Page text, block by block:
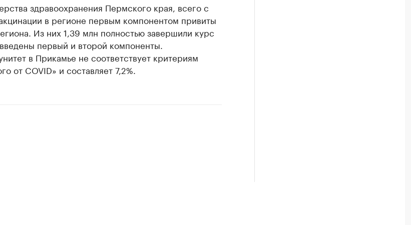
здравоохранения Пермского края, всего с
в регионе первым компонентом привиты
Из них 1,39 млн полностью завершили курс
первый и второй компоненты.
в Прикамье не соответствует критериям
от COVID» и составляет 7,2%.